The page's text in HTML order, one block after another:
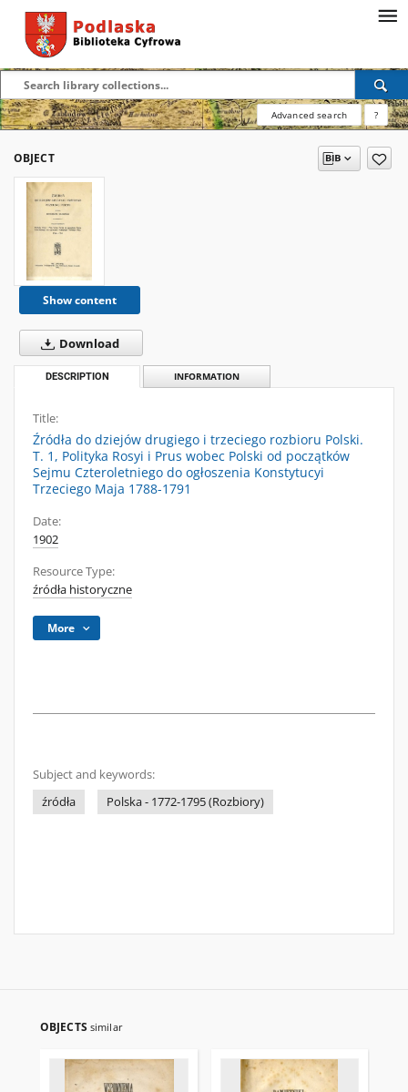
Advanced search ?
OBJECT
Show content
Download
DESCRIPTION INFORMATION
Title:
Źródła do dziejów drugiego i trzeciego rozbioru Polski.
T. 1, Polityka Rosyi i Prus wobec Polski od początków
Sejmu Czteroletniego do ogłoszenia Konstytucyi
Trzeciego Maja 1788-1791
Date:
1902
Resource Type:
źródła historyczne
More
Subject and keywords:
źródła
Polska - 1772-1795 (Rozbiory)
OBJECTS similar